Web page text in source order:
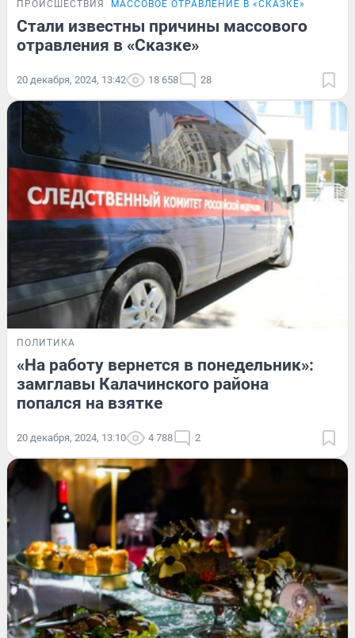
ПРОИСШЕСТВИЯ МАССОВОЕ ОТРАВЛЕНИЕ В «СКАЗКЕ»
Стали известны причины массового
отравления в «Сказке»
20 декабря, 2024, 13:42 18 658 28
ПОЛИТИКА
«На работу вернется в понедельник»:
замглавы Калачинского района
попался на взятке
20 декабря, 2024, 13:10 4 788 2